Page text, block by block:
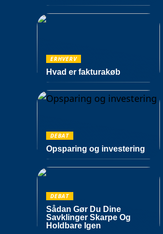
ERHVERV
Hvad er fakturakøb
DEBAT
Opsparing og investering
DEBAT
Sådan Gør Du Dine
Savklinger Skarpe Og
Holdbare Igen